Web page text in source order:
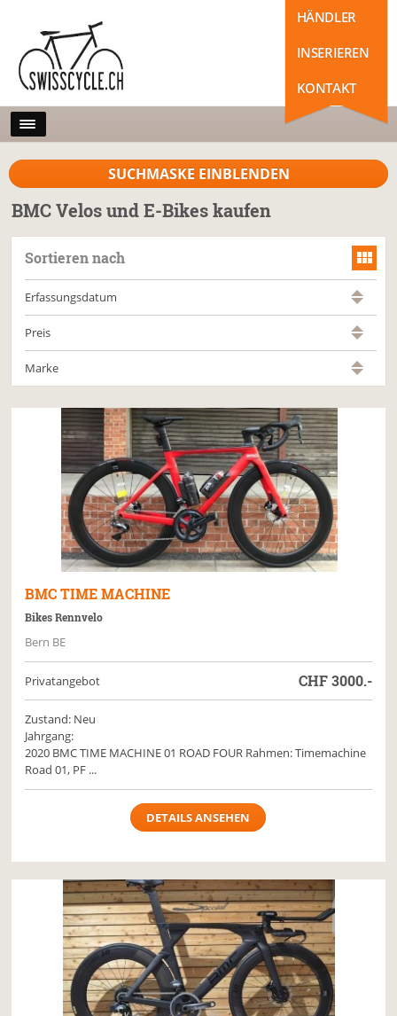
HÄNDLER
INSERIEREN
KONTAKT
SUCHMASKE EINBLENDEN
BMC Velos und E-Bikes kaufen
Sortieren nach
Erfassungsdatum
Preis
Marke
BMC TIME MACHINE
Bikes Rennvelo
Bern BE
Privatangebot CHF3000.-
Zustand: Neu
Jahrgang:
2020 BMC TIME MACHINE 01 ROAD FOUR Rahmen: Timemachine
Road 01, PF ...
DETAILS ANSEHEN